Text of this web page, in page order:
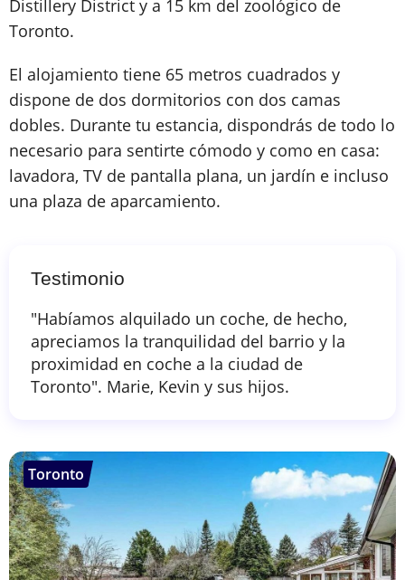
Distillery District y a 15 km del zoológico de
Toronto.
El alojamiento tiene 65 metros cuadrados y
dispone de dos dormitorios con dos camas
dobles. Durante tu estancia, dispondrás de todo lo
necesario para sentirte cómodo y como en casa:
lavadora, TV de pantalla plana, un jardín e incluso
una plaza de aparcamiento.
Testimonio
"Habíamos alquilado un coche, de hecho,
apreciamos la tranquilidad del barrio y la
proximidad en coche a la ciudad de
Toronto". Marie, Kevin y sus hijos.
Toronto